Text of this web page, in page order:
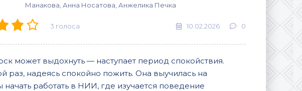
Манакова, Анна Носатова, Анжелика Печка
3 голоса 10.02.2026 0
может выдохнуть — наступает период спокойствия.
раз, надеясь спокойно пожить. Она выучилась на
работать в НИИ, где изучается поведение